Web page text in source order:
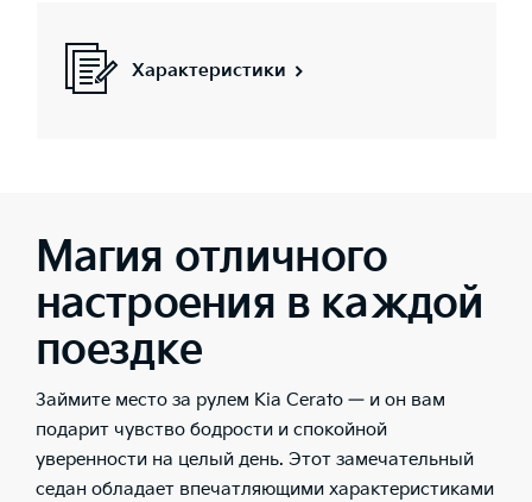
Характеристики
Магия отличного
настроения в каждой
поездке
Займите место за рулем Kia Cerato — и он вам
подарит чувство бодрости и спокойной
уверенности на целый день. Этот замечательный
седан обладает впечатляющими характеристиками